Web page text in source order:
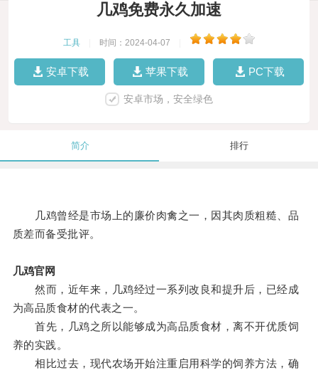
几鸡免费永久加速
工具 时间：2024-04-07
安卓下载 苹果下载 PC下载
安卓市场，安全绿色
简介 排行
几鸡曾经是市场上的廉价肉禽之一，因其肉质粗糙、品
质差而备受批评。
几鸡官网
然而，近年来，几鸡经过一系列改良和提升后，已经成
为高品质食材的代表之一。
首先，几鸡之所以能够成为高品质食材，离不开优质饲
养的实践。
相比过去，现代农场开始注重启用科学的饲养方法，确